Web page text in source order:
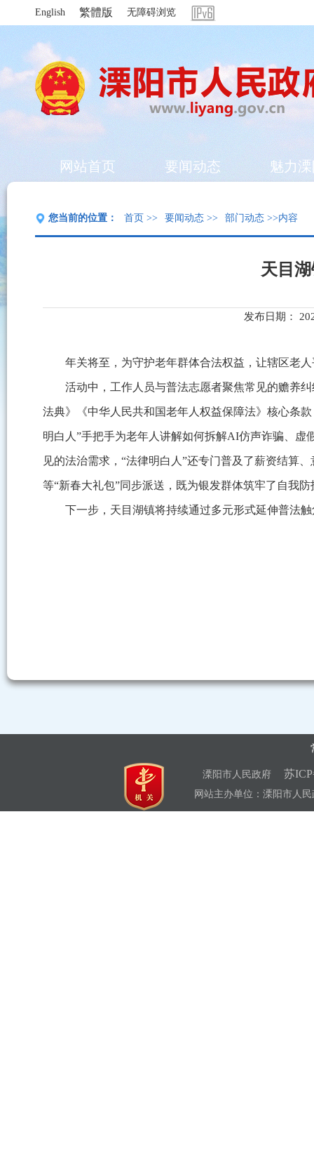
English 繁體版 无障碍浏览
网站首页 要闻动态 魅力
您当前的位置： 首页 >> 要闻动态 >> 部门动态 >>内容
天目
发布日期：
年关将至，为守护老年群体合法权益，让辖区老
活动中，工作人员与普法志愿者聚焦常见的赡养
法典》《中华人民共和国老年人权益保障法》核心条
明白人”手把手为老年人讲解如何拆解AI仿声诈骗、
见的法治需求，“法律明白人”还专门普及了薪资结算
等“新春大礼包”同步派送，既为银发群体筑牢了自我
下一步，天目湖镇将持续通过多元形式延伸普法
溧阳市人民政府 苏
网站主办单位：溧阳市人